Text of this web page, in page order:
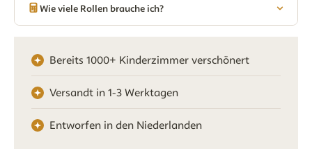
Wie viele Rollen brauche ich?
Bereits 1000+ Kinderzimmer verschönert
Versandt in 1-3 Werktagen
Entworfen in den Niederlanden